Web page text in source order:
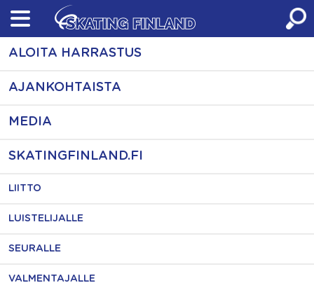
Skip
content
ALOITA HARRASTUS
AJANKOHTAISTA
MEDIA
SKATINGFINLAND.FI
LIITTO
LUISTELIJALLE
SEURALLE
VALMENTAJALLE